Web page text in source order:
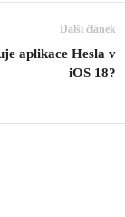
Další článek
aplikace Hesla v
iOS 18?